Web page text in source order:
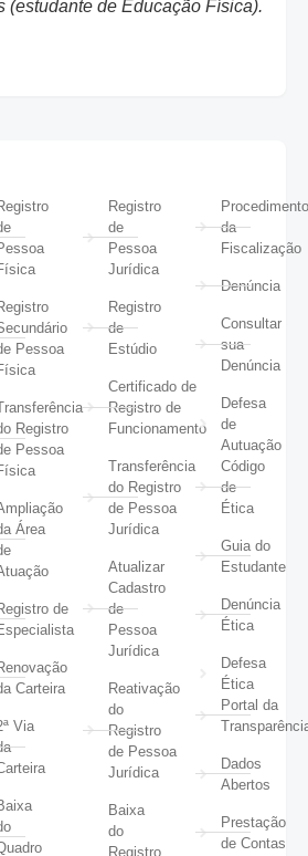
(estudante de Educação Física).
Pessoa
Registro
Pessoa
Área
de
Carteira
Via
Registro
de
Pessoa
Jurídica
Registro
de
Estúdio
Certificado de
Registro de
Funcionamento
Transferência
do Registro
de Pessoa
Jurídica
Atualizar
Cadastro
de
Pessoa
Jurídica
Reativação
do
Registro
de Pessoa
Jurídica
Baixa
do
Registro
da
Fiscalização
Denúncia
Consultar
sua
Denúncia
Defesa
de
Autuação
Código
de
Ética
Guia do
Estudante
Denúncia
Ética
Defesa
Ética
Portal da
Dados
Abertos
Prestação
de Contas